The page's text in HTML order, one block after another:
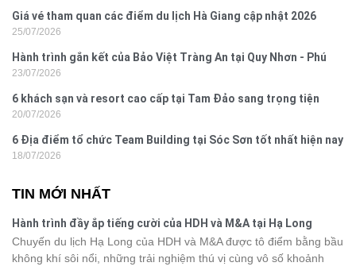
Giá vé tham quan các điểm du lịch Hà Giang cập nhật 2026
25/07/2026
Hành trình gắn kết của Bảo Việt Tràng An tại Quy Nhơn - Phú
Yên
23/07/2026
6 khách sạn và resort cao cấp tại Tam Đảo sang trọng tiện
nghi
20/07/2026
6 Địa điểm tổ chức Team Building tại Sóc Sơn tốt nhất hiện nay
18/07/2026
TIN MỚI NHẤT
Hành trình đầy ắp tiếng cười của HDH và M&A tại Hạ Long
Chuyến du lịch Hạ Long của HDH và M&A được tô điểm bằng bầu
không khí sôi nổi, những trải nghiệm thú vị cùng vô số khoảnh